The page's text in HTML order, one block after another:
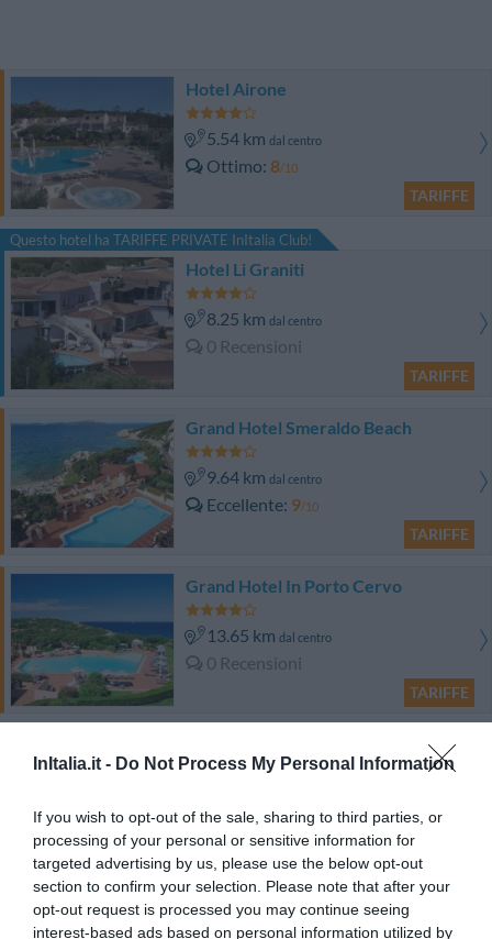
InItalia.it - Do Not Process My Personal Information
If you wish to opt-out of the sale, sharing to third parties, or
processing of your personal or sensitive information for
targeted advertising by us, please use the below opt-out
section to confirm your selection. Please note that after your
opt-out request is processed you may continue seeing
interest-based ads based on personal information utilized by
Hotel Airone
5.54 km dal centro
Ottimo 8/10
TARIFFE
Questo hotel ha TARIFFE PRIVATE InItalia Club!
Hotel Li Graniti
8.25 km dal centro
0 Recensioni
TARIFFE
Grand Hotel Smeraldo Beach
9.64 km dal centro
Eccellente 9/10
TARIFFE
Grand Hotel In Porto Cervo
13.65 km dal centro
0 Recensioni
TARIFFE
Colonna Country & Sporting Club
0 Recensioni
TARIFFE
Colonna Resort